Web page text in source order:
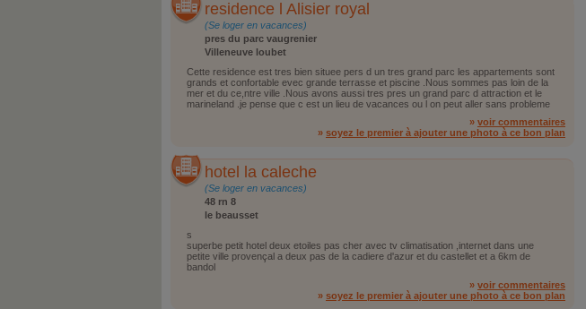
residence l Alisier royal
(Se loger en vacances)
pres du parc vaugrenier
Villeneuve loubet
Cette residence est tres bien situee pers d un tres grand parc les appartements sont
grands et confortable evec grande terrasse et piscine .Nous sommes pas loin de la
mer et du ce,ntre ville .Nous avons aussi tres pres un grand parc d attraction et le
marineland .je pense que c est un lieu de vacances ou l on peut aller sans probleme
» voir commentaires
» soyez le premier à ajouter une photo à ce bon plan
hotel la caleche
(Se loger en vacances)
48 rn 8
le beausset
s
superbe petit hotel deux etoiles pas cher avec tv climatisation ,internet dans une
petite ville provençal a deux pas de la cadiere d'azur et du castellet et a 6km de
bandol
» voir commentaires
» soyez le premier à ajouter une photo à ce bon plan